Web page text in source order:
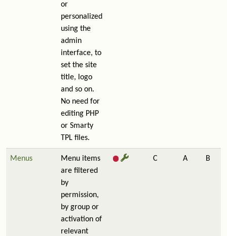
or
personalized
using the
admin
interface, to
set the site
title, logo
and so on.
No need for
editing PHP
or Smarty
TPL files.
Menus
Menu items
are filtered
by
permission,
by group or
activation of
relevant
C A B